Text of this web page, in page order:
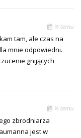
% temu
tam, ale czas na
mnie odpowiedni.
gnijących
% temu
zbrodniarza
jest w